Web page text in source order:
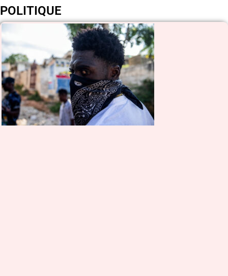
POLITIQUE